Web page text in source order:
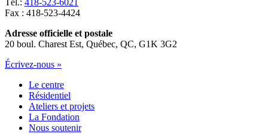
Tél.: 418-523-6021
Fax : 418-523-4424
Adresse officielle et postale
20 boul. Charest Est, Québec, QC, G1K 3G2
Écrivez-nous »
Le centre
Résidentiel
Ateliers et projets
La Fondation
Nous soutenir